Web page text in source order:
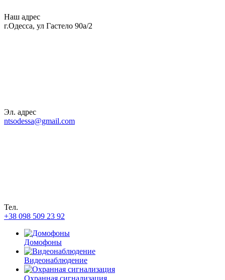
Наш адрес
г.Одесса, ул Гастело 90а/2
Эл. адрес
ntsodessa@gmail.com
Тел.
+38 098 509 23 92
Домофоны
Видеонаблюдение
Охранная сигнализация